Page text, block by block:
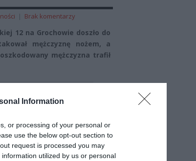
Information
or processing of your personal or
use the below opt-out section to
request is processed you may
utilized by us or personal
| Brak komentarzy
12 na Grochowie doszło do
mężczyznę nożem, a
mężczyzna trafił